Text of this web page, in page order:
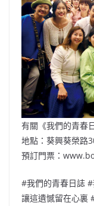
有關《我們的青春
地點：葵興葵榮路
預訂門票：
#我們的青春日誌
讓這遺憾留在心裏